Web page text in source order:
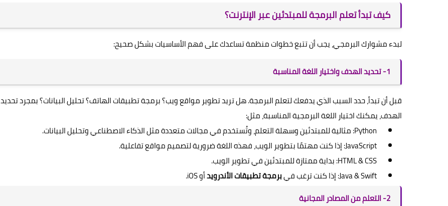
كيف تبدأ تعلم البرمجة للمبتدئين عبر الإنترنت؟
لبدء مشوارك البرمجي، يجب أن تتبع خطوات منظمة تساعدك على فهم الأساسيات بشكل صحيح:
1- تحديد الهدف واختيار اللغة المناسبة
قبل أن تبدأ، حدد السبب الذي يدفعك لتعلم البرمجة. هل تريد تطوير مواقع ويب؟ برمجة تطبيقات الهاتف؟ تحليل البيانات؟ بمجرد تحديد
الهدف، يمكنك اختيار اللغة البرمجية المناسبة، مثل:
Python: مثالية للمبتدئين وسهلة التعلم، وتُستخدم في مجالات متعددة مثل الذكاء الاصطناعي وتحليل البيانات.
JavaScript: إذا كنت مهتمًا بتطوير الويب، فهذه اللغة ضرورية لتصميم مواقع تفاعلية.
HTML & CSS: بداية ممتازة للمبتدئين في تطوير الويب.
Java & Swift: إذا كنت ترغب في
برمجة تطبيقات الأندرويدأو iOS.
2- التعلم من المصادر المجانية